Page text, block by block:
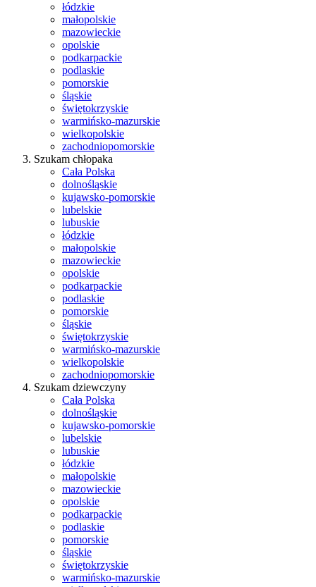
łódzkie
małopolskie
mazowieckie
opolskie
podkarpackie
podlaskie
pomorskie
śląskie
świętokrzyskie
warmińsko-mazurskie
wielkopolskie
zachodniopomorskie
Szukam chłopaka
Cała Polska
dolnośląskie
kujawsko-pomorskie
lubelskie
lubuskie
łódzkie
małopolskie
mazowieckie
opolskie
podkarpackie
podlaskie
pomorskie
śląskie
świętokrzyskie
warmińsko-mazurskie
wielkopolskie
zachodniopomorskie
Szukam dziewczyny
Cała Polska
dolnośląskie
kujawsko-pomorskie
lubelskie
lubuskie
łódzkie
małopolskie
mazowieckie
opolskie
podkarpackie
podlaskie
pomorskie
śląskie
świętokrzyskie
warmińsko-mazurskie